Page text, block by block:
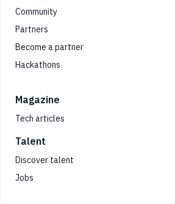
Community
Partners
Become a partner
Hackathons
Magazine
Tech articles
Talent
Discover talent
Jobs